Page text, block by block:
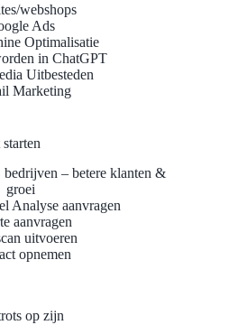
webshops
Ads
Optimalisatie
in ChatGPT
Uitbesteden
Marketing
– betere klanten &
groei
Analyse aanvragen
aanvragen
uitvoeren
opnemen
op zijn